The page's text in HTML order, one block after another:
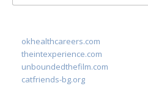
for:
okhealthcareers.com
theintexperience.com
unboundedthefilm.com
catfriends-bg.org